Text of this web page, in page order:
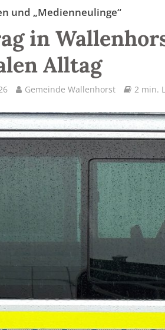
und „Medienneulinge“
in
Alltag
Gemeinde Wallenhorst 2 min.